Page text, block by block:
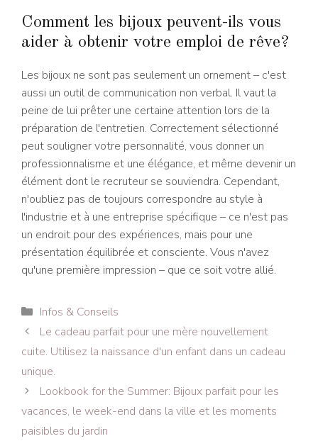
Comment les bijoux peuvent-ils vous
aider à obtenir votre emploi de rêve?
Les bijoux ne sont pas seulement un ornement – c'est
aussi un outil de communication non verbal. Il vaut la
peine de lui prêter une certaine attention lors de la
préparation de l'entretien. Correctement sélectionné
peut souligner votre personnalité, vous donner un
professionnalisme et une élégance, et même devenir un
élément dont le recruteur se souviendra. Cependant,
n'oubliez pas de toujours correspondre au style à
l'industrie et à une entreprise spécifique – ce n'est pas
un endroit pour des expériences, mais pour une
présentation équilibrée et consciente. Vous n'avez
qu'une première impression – que ce soit votre allié.
Catégories
Infos & Conseils
Navigation
des
articles
Le cadeau parfait pour une mère nouvellement
cuite. Utilisez la naissance d'un enfant dans un cadeau
unique.
Lookbook for the Summer: Bijoux parfait pour les
vacances, le week-end dans la ville et les moments
paisibles du jardin